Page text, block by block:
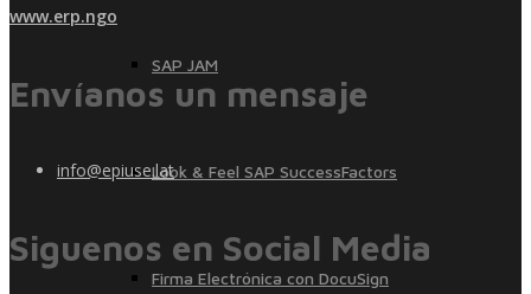
SAP JAM
Look & Feel SAP SuccessFactors
Firma Electrónica con DocuSign
www.erp.ngo
Envíanos un mensaje
info@epiuse.lat
Siguenos en Social Media